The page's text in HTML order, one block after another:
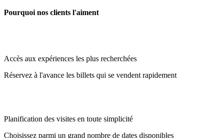
Pourquoi nos clients l'aiment
Accès aux expériences les plus recherchées
Réservez à l'avance les billets qui se vendent rapidement
Planification des visites en toute simplicité
Choisissez parmi un grand nombre de dates disponibles